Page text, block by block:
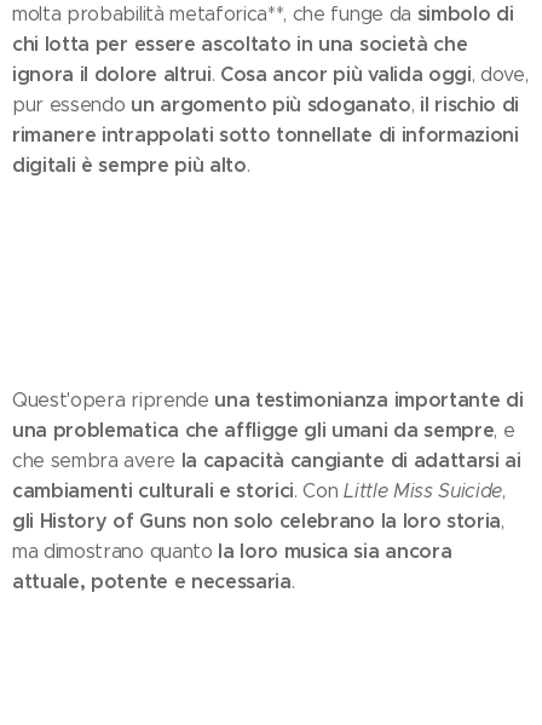
molta probabilità metaforica**, che funge da simbolo di
chi lotta per essere ascoltato in una società che
ignora il dolore altrui. Cosa ancor più valida oggi, dove,
pur essendo un argomento più sdoganato, il rischio di
rimanere intrappolati sotto tonnellate di informazioni
digitali è sempre più alto.
Quest'opera riprende una testimonianza importante di
una problematica che affligge gli umani da sempre, e
che sembra avere la capacità cangiante di adattarsi ai
cambiamenti culturali e storici. ConLittle Miss Suicide,
gli History of Guns non solo celebrano la loro storia,
ma dimostrano quanto la loro musica sia ancora
attuale, potente e necessaria.